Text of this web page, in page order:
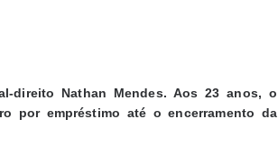
direito Nathan Mendes. Aos 23 anos, o
por empréstimo até o encerramento da